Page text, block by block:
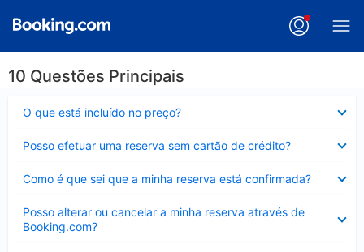
10 Questões Principais
O que está incluído no preço?
fechado
Posso efetuar uma reserva sem cartão de crédito?
fechado
Como é que sei que a minha reserva está confirmada?
fechado
Posso alterar ou cancelar a minha reserva através de
Booking.com?
fechado